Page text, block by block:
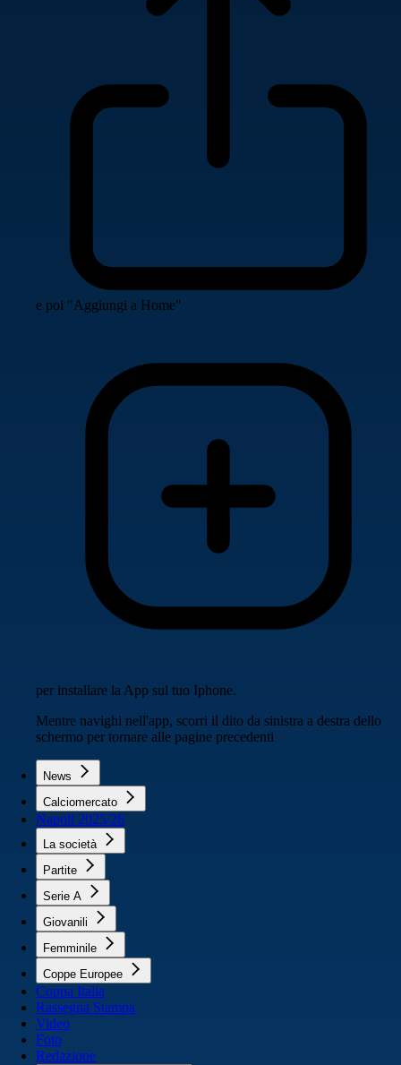
e poi "Aggiungi a Home"
per installare la App sul tuo Iphone.
Mentre navighi nell'app, scorri il dito da sinistra a destra dello
schermo per tornare alle pagine precedenti
News
Calciomercato
Napoli 2025/26
La società
Partite
Serie A
Giovanili
Femminile
Coppe Europee
Coppa Italia
Rassegna Stampa
Video
Foto
Redazione